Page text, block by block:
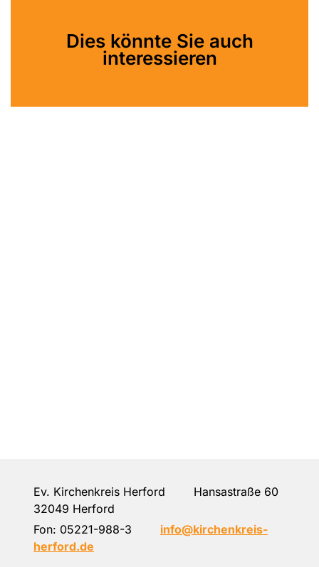
Dies könnte Sie auch
interessieren
Ev. Kirchenkreis Herford Hansastraße 60
32049 Herford
Fon: 05221-988-3
info@kirchenkreis-
herford.de